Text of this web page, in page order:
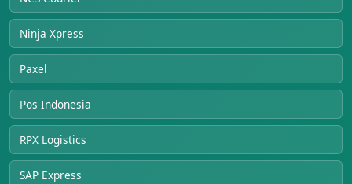
Ninja Xpress
Paxel
Pos Indonesia
RPX Logistics
SAP Express